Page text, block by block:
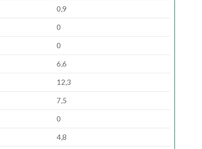
0,9
0
0
6,6
12,3
7,5
0
4,8